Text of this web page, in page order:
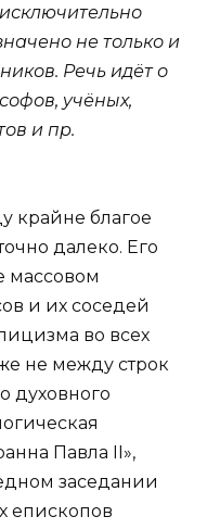
не только и
Речь идёт о
учёных,
и пр.
крайне благое
далеко. Его
массовом
и их соседей
во всех
не между строк
духовного
Павла II»,
заседании
епископов